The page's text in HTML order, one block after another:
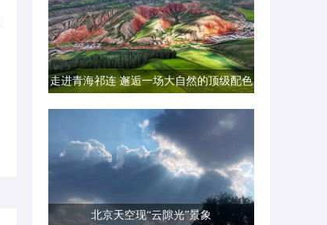
走进青海祁连 邂逅一场大自然的顶级配色
北京天空现“云隙光”景象